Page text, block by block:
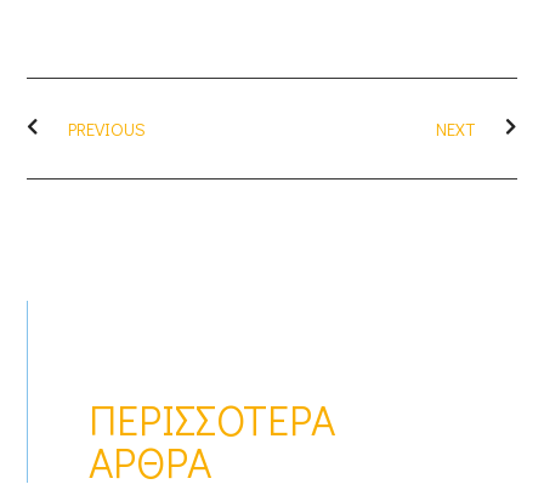
PREVIOUS NEXT
ΠΕΡΙΣΣΌΤΕΡΑ
ΆΡΘΡΑ